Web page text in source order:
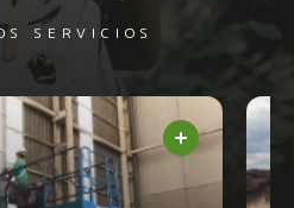
SERVICIOS